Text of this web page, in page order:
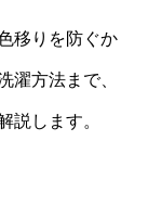
移りを防ぐか
濯方法まで、
説します。